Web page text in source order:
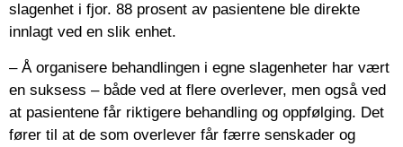
slagenhet i fjor. 88 prosent av pasientene ble direkte
innlagt ved en slik enhet.
– Å organisere behandlingen i egne slagenheter har vært
en suksess – både ved at flere overlever, men også ved
at pasientene får riktigere behandling og oppfølging. Det
fører til at de som overlever får færre senskader og